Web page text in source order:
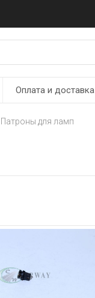
Оплата и доставка
Патроны для ламп